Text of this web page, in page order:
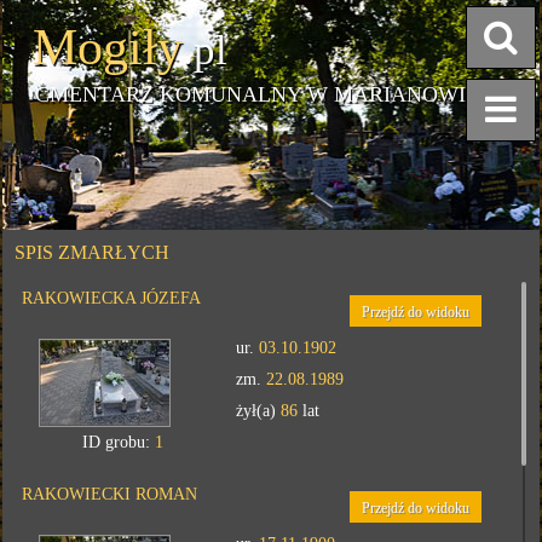
Mogiły.pl
CMENTARZ KOMUNALNY W MARIANOWIE
SPIS ZMARŁYCH
RAKOWIECKA JÓZEFA
Przejdź do widoku
ur.03.10.1902
zm.22.08.1989
żył(a)86 lat
ID grobu: 1
RAKOWIECKI ROMAN
Przejdź do widoku